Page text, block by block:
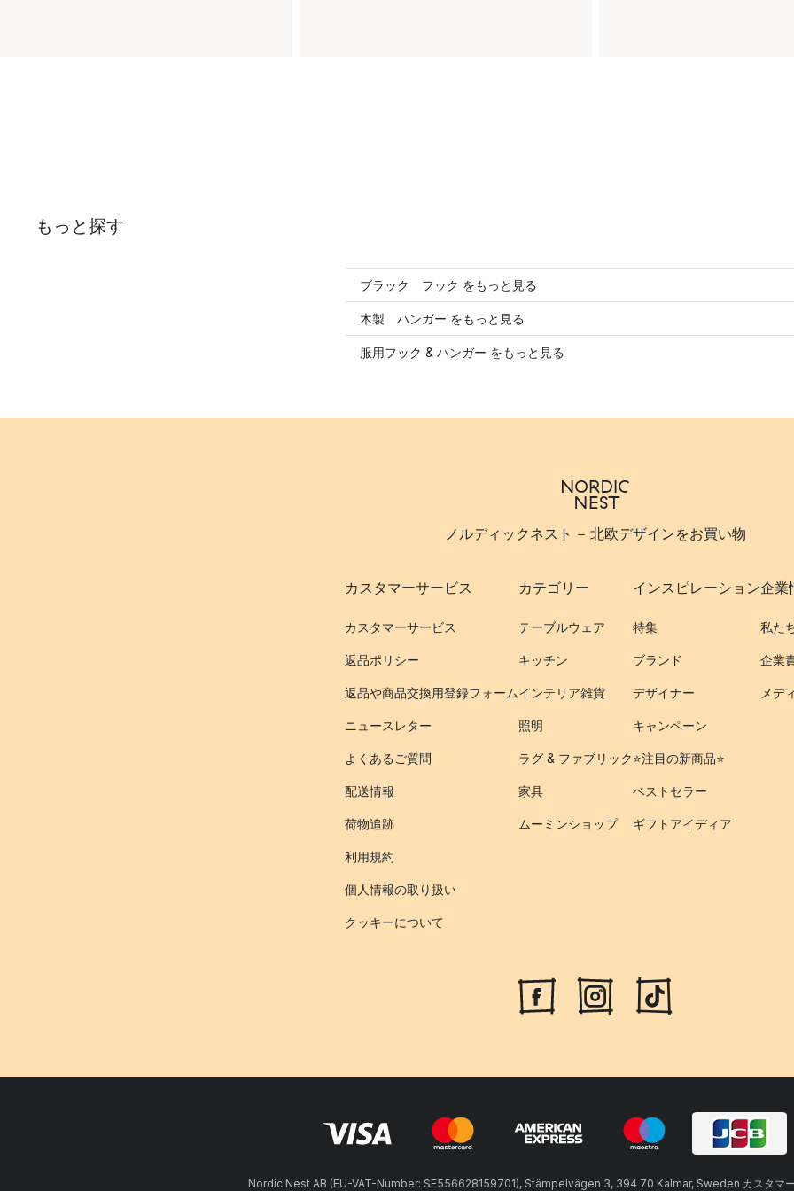
もっと探す
ブラック フック をもっと見る
木製 ハンガー をもっと見る
服用フック & ハンガー をもっと見る
ノルディックネスト - 北欧デザインをお買い物
カスタマーサービス
カスタマーサービス
返品ポリシー
返品や商品交換用登録フォーム
ニュースレター
よくあるご質問
配送情報
荷物追跡
利用規約
個人情報の取り扱い
クッキーについて
カテゴリー
テーブルウェア
キッチン
インテリア雑貨
照明
ラグ & ファブリック
家具
ムーミンショップ
インスピレーション
特集
ブランド
デザイナー
キャンペーン
⭐️注目の新商品⭐️
ベストセラー
ギフトアイディア
企業
私た
企業
メデ
Nordic Nest AB (EU-VAT-Number: SE556628159701), Stämpelvägen 3, 394 70 Kalmar, Sweden カスタマ